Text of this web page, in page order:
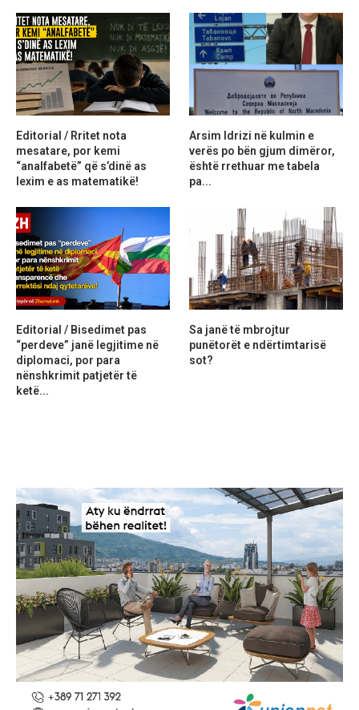
Editorial / Rritet nota
mesatare, por kemi
“analfabetë” që s’dinë as
lexim e as matematikë!
Arsim Idrizi në kulmin e
verës po bën gjum dimëror,
është rrethuar me tabela
pa...
Editorial / Bisedimet pas
“perdeve” janë legjitime në
diplomaci, por para
nënshkrimit patjetër të
ketë...
Sa janë të mbrojtur
punëtorët e ndërtimtarisë
sot?